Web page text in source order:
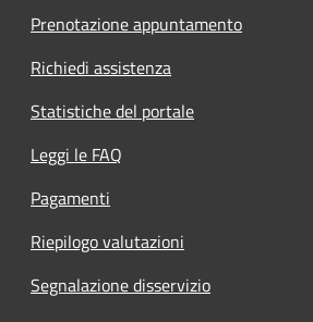
Prenotazione appuntamento
Richiedi assistenza
Statistiche del portale
Leggi le FAQ
Pagamenti
Riepilogo valutazioni
Segnalazione disservizio